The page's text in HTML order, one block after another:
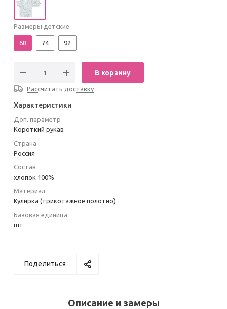
Размеры детские
68 74 92
В корзину
Рассчитать доставку
Характеристики
Доп. параметр
Короткий рукав
Страна
Россия
Состав
хлопок 100%
Материал
Кулирка (трикотажное полотно)
Базовая единица
шт
Поделиться
Описание и замеры